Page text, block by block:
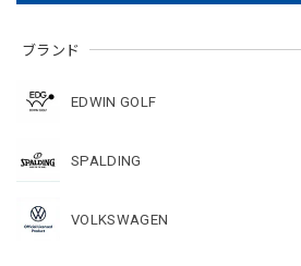
ブランド
EDWIN GOLF
SPALDING
VOLKSWAGEN